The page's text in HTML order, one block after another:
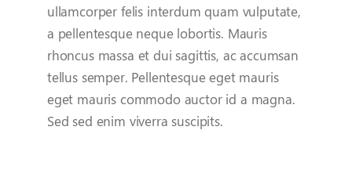
ullamcorper felis interdum quam vulputate,
a pellentesque neque lobortis. Mauris
rhoncus massa et dui sagittis, ac accumsan
tellus semper. Pellentesque eget mauris
eget mauris commodo auctor id a magna.
Sed sed enim viverra suscipits.